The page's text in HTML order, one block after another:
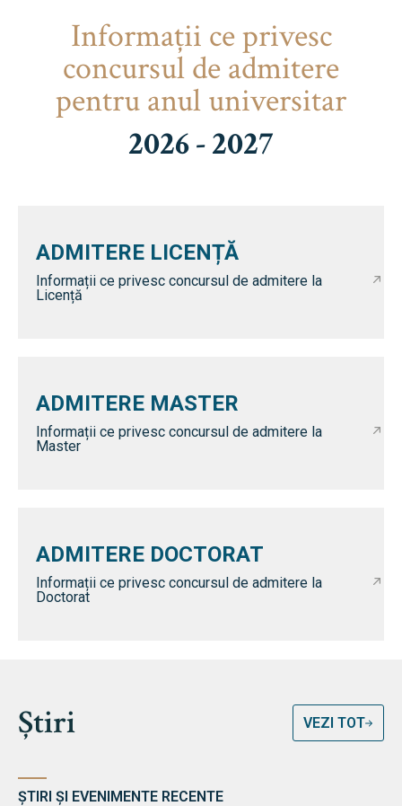
Informaţii ce privesc
concursul de admitere
pentru anul universitar
2026 - 2027
ADMITERE LICENȚĂ
Informații ce privesc concursul de admitere la
Licență
ADMITERE MASTER
Informații ce privesc concursul de admitere la
Master
ADMITERE DOCTORAT
Informații ce privesc concursul de admitere la
Doctorat
Știri VEZI TOT
ȘTIRI ȘI EVENIMENTE RECENTE